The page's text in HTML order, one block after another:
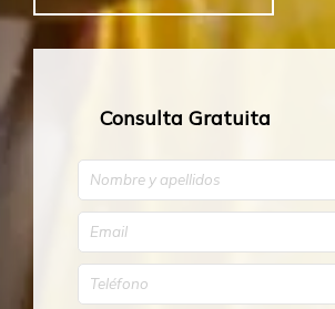
Consulta Gratuita